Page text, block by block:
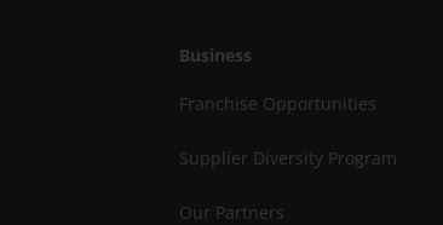
Business
Franchise Opportunities
Supplier Diversity Program
Our Partners